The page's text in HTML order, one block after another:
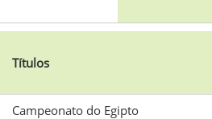
Títulos
Campeonato do Egipto